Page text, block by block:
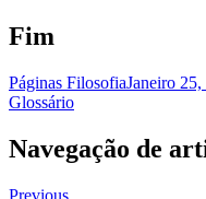
Fim
Páginas FilosofiaJaneiro
Glossário
Navegação de
Previous